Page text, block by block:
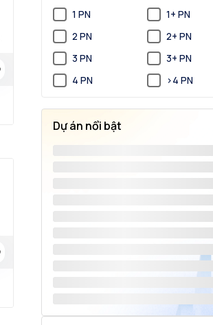
1 PN
1+ PN
2 PN
2+ PN
3 PN
3+ PN
4 PN
>4 PN
Dự án nổi bật